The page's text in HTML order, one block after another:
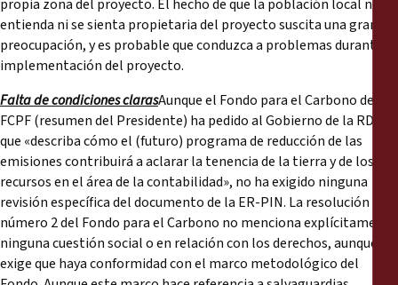
propia zona del proyecto. El hecho de que la población local no
entienda ni se sienta propietaria del proyecto suscita una gran
preocupación, y es probable que conduzca a problemas durante la
implementación del proyecto.
Falta de condiciones clarasAunque el Fondo para el Carbono del
FCPF (resumen del Presidente) ha pedido al Gobierno de la RDC
que «describa cómo el (futuro) programa de reducción de las
emisiones contribuirá a aclarar la tenencia de la tierra y de los
recursos en el área de la contabilidad», no ha exigido ninguna
revisión específica del documento de la ER-PIN. La resolución
número 2 del Fondo para el Carbono no menciona explícitamente
ninguna cuestión social o en relación con los derechos, aunque
exige que haya conformidad con el marco metodológico del